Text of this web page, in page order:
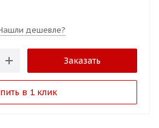
дешевле?
Заказать
в 1 клик